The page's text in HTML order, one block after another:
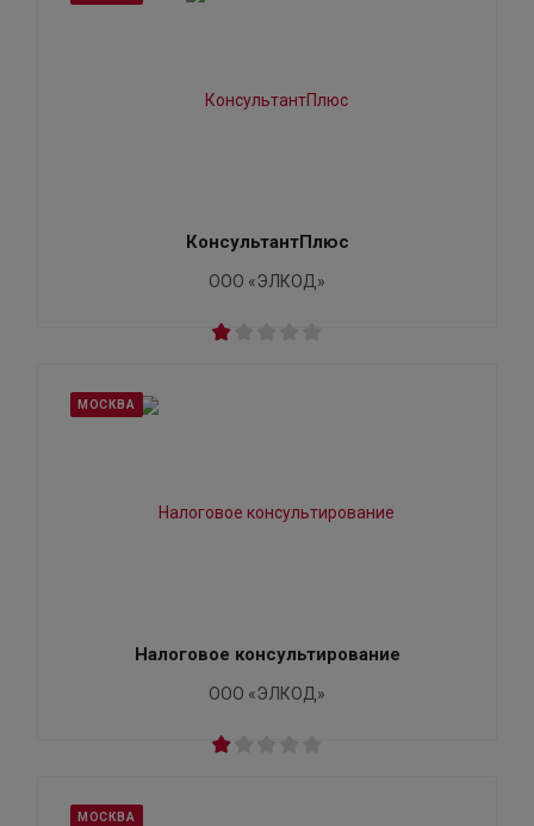
КонсультантПлюс
ООО «ЭЛКОД»
МОСКВА
Налоговое консультирование
ООО «ЭЛКОД»
МОСКВА